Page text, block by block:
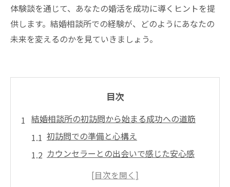
体験談を通じて、あなたの婚活を成功に導くヒントを提
供します。結婚相談所での経験が、どのようにあなたの
未来を変えるのかを見ていきましょう。
目次
結婚相談所の初訪問から始まる成功への道筋
初訪問での準備と心構え
カウンセラーとの出会いで感じた安心感
最初の相談で得た具体的なアドバイス